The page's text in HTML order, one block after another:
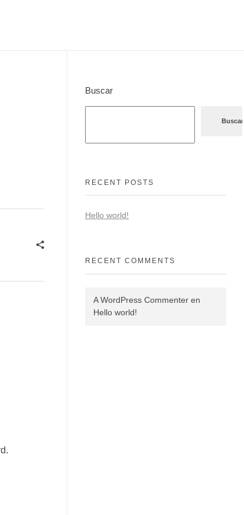
Buscar
Buscar
RECENT POSTS
Hello world!
RECENT COMMENTS
A WordPress Commenter en
Hello world!